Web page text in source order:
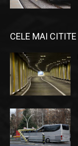
CELE MAI CITITE